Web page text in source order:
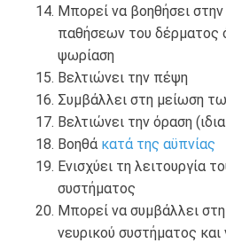
Μπορεί να βοηθήσει
παθήσεων του δέρματος
ψωρίαση
Βελτιώνει την πέψη
Συμβάλλει στη μείωση
Βελτιώνει την όραση
Βοηθά κατά της αϋπνίας
Ενισχύει τη λειτουργία
συστήματος
Μπορεί να συμβάλλει
νευρικού συστήματος και